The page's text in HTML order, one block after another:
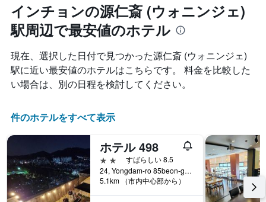
インチョンの源仁斎 (ウォニンジェ)
駅周辺で最安値のホテル
現在、選択した日付で見つかった源仁斎 (ウォニンジェ)
駅に近い最安値のホテルはこちらです。 料金を比較した
い場合は、別の日程を検討してください。
件のホテルをすべて表示
ホテル 498
2つ星
すばらしい 8.5
24, Yongdam-ro 85beon-gil, Yeonsu-gu, インチョン, 韓国
5.1km （市内中心部から）